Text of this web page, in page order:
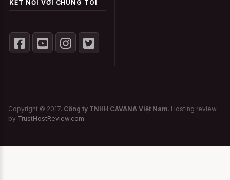
KẾT NỐI VỚI CHÚNG TÔI
Copyright © 2017. Công ty TNHH CAVANA Việt Nam. Hosting review
by TrustHostReview.com.